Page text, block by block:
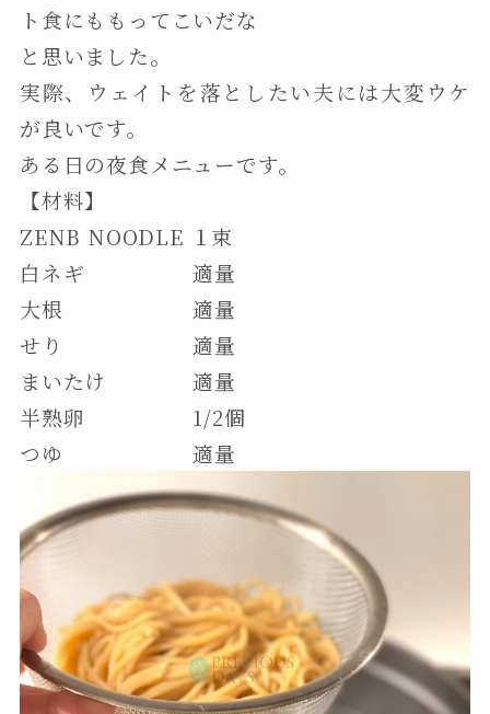
ト食にももってこいだな
と思いました。
実際、ウェイトを落としたい夫には大変ウケ
が良いです。
ある日の夜食メニューです。
【材料】
ZENB NOODLE １束
白ネギ 適量
大根 適量
せり 適量
まいたけ 適量
半熟卵 1/2個
つゆ 適量